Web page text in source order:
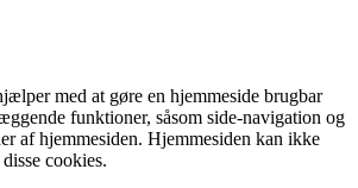
med at gøre en hjemmeside brugbar
funktioner, såsom side-navigation og
af hjemmesiden. Hjemmesiden kan ikke
cookies.